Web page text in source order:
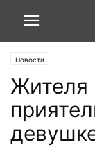
Новости
Жителя